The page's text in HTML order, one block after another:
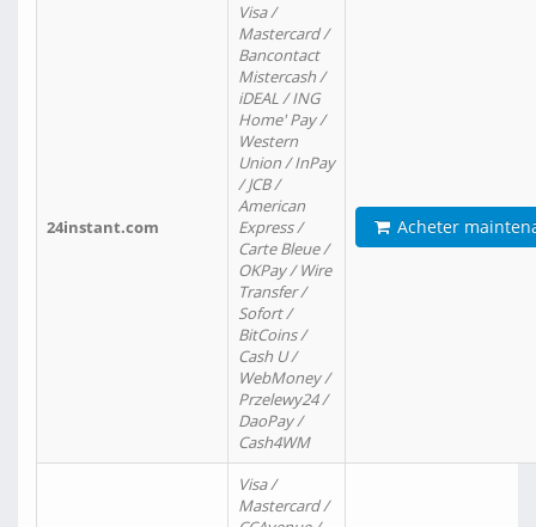
24instant.com
Visa /
Mastercard /
Bancontact
Mistercash /
iDEAL / ING
Home' Pay /
Western
Union / InPay
/ JCB /
American
Express /
Carte Bleue /
OKPay / Wire
Transfer /
Sofort /
BitCoins /
Cash U /
WebMoney /
Przelewy24 /
DaoPay /
Cash4WM
Acheter
Visa /
Mastercard /